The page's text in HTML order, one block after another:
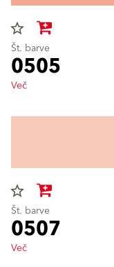
star_border
Št. barve
0505
Več
star_border
Št. barve
0507
Več